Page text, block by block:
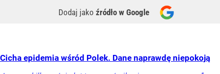
Dodaj jako źródło w Google
Cicha epidemia wśród Polek. Dane naprawdę niepokoją